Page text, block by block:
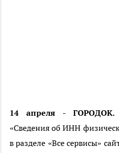
14 апреля - ГОРОДОК.
«Сведения об ИНН
в разделе «Все сервисы»